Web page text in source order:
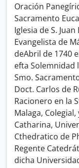
Oración
Sacramento
Iglesia de S.
Evangelista de
deAbril de 1740
efta Solemnidad
Smo.
Doct. Carlos de
Racionero en la
Malaga,
Catharina,
Cthedratico de
Regente
dicha